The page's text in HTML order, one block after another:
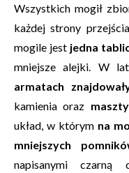
Wszystkich mogił
każdej strony
mogile jest jedna
mniejsze alejki. W
armatach
kamienia oraz maszty
układ, w którym na
mniejszych
napisanymi